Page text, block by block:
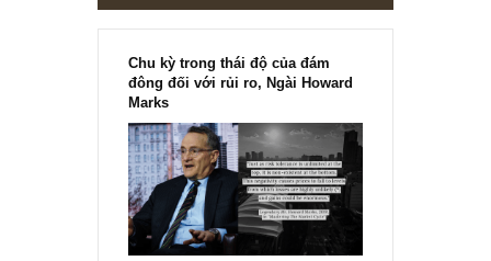
Chu kỳ trong thái độ của đám
đông đối với rủi ro, Ngài Howard
Marks